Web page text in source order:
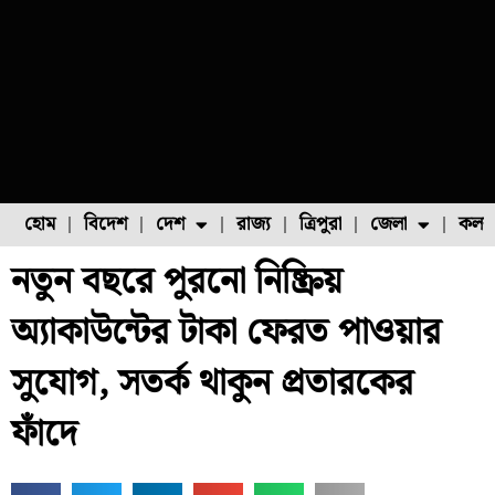
হোম বিদেশ দেশ
ফুল চাষ ফল চাষ
রাজ্য ত্রিপুরা জেলা
নতুন বছরে পুরনো নিষ্ক্রিয়
অ্যাকাউন্টের টাকা ফেরত পাওয়ার
সুযোগ, সতর্ক থাকুন প্রতারকের
ফাঁদে